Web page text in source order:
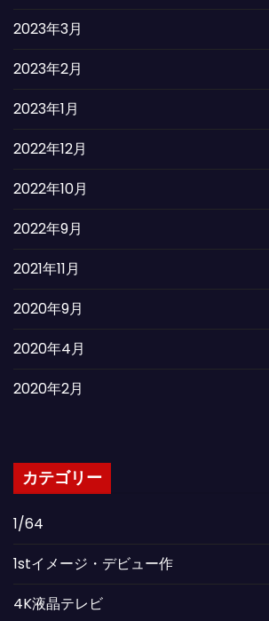
2023年3月
2023年2月
2023年1月
2022年12月
2022年10月
2022年9月
2021年11月
2020年9月
2020年4月
2020年2月
カテゴリー
1/64
1stイメージ・デビュー作
4K液晶テレビ